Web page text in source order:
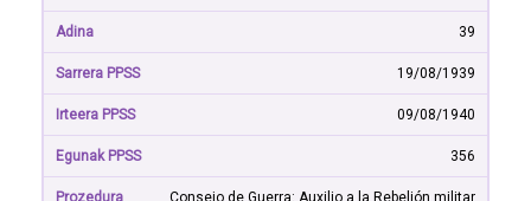
39
19/08/1939
09/08/1940
356
Consejo de Guerra: Auxilio a la Rebelión militar